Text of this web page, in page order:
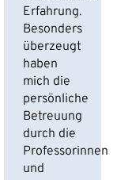
Erfahrung.
Besonders
überzeugt
haben
mich die
persönliche
Betreuung
durch die
Professorinnen
und